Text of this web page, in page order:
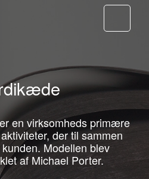
en virksomheds primære
der til sammen
Modellen blev
af Michael Porter.